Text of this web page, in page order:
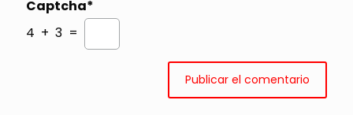
Captcha*
4 + 3 =